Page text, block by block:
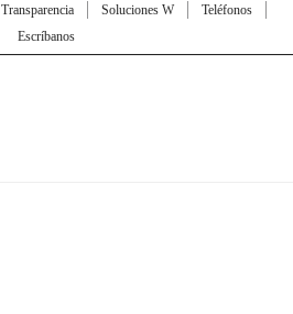
Transparencia Soluciones W
Teléfonos
Escríbanos